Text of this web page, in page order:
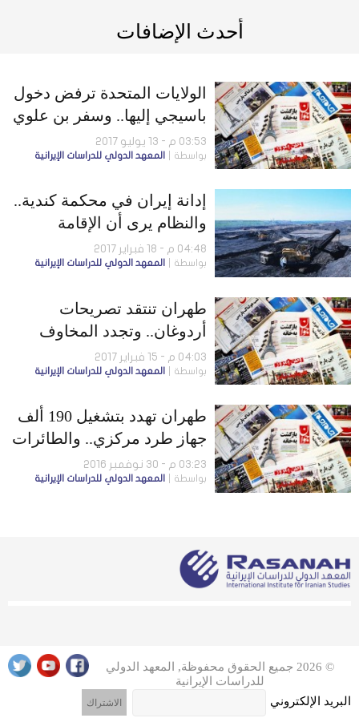
أحدث الإضافات
الولايات المتحدة ترفض دخول
باسيجي إليها.. وسفر بن علوي
يحمل رسالة
03:53 م - 13 يوليو 2017
بواسطة المعهد الدولي للدراسات الإيرانية
إدانة إيران في محكمة كندية..
والنظام يرى أن الإقامة
الجبرية أقل عقوبة لـ
«الإصلاحيين»
04:48 م - 18 فبراير 2017
بواسطة المعهد الدولي للدراسات الإيرانية
طهران تنتقد تصريحات
أردوغان.. وتجدد المخاوف
الدولية من تهديدات القضاء
لأكاديمي
04:03 م - 15 فبراير 2017
بواسطة المعهد الدولي للدراسات الإيرانية
طهران تهدد بتشغيل 190 ألف
جهاز طرد مركزي.. والطائرات
الروسية يمكنها الإقلاع من
إيران
03:23 م - 30 نوفمبر 2016
بواسطة المعهد الدولي للدراسات الإيرانية
البريد الإلكتروني
© 2026 جميع الحقوق محفوظة, المعهد الدولي
للدراسات الإيرانية